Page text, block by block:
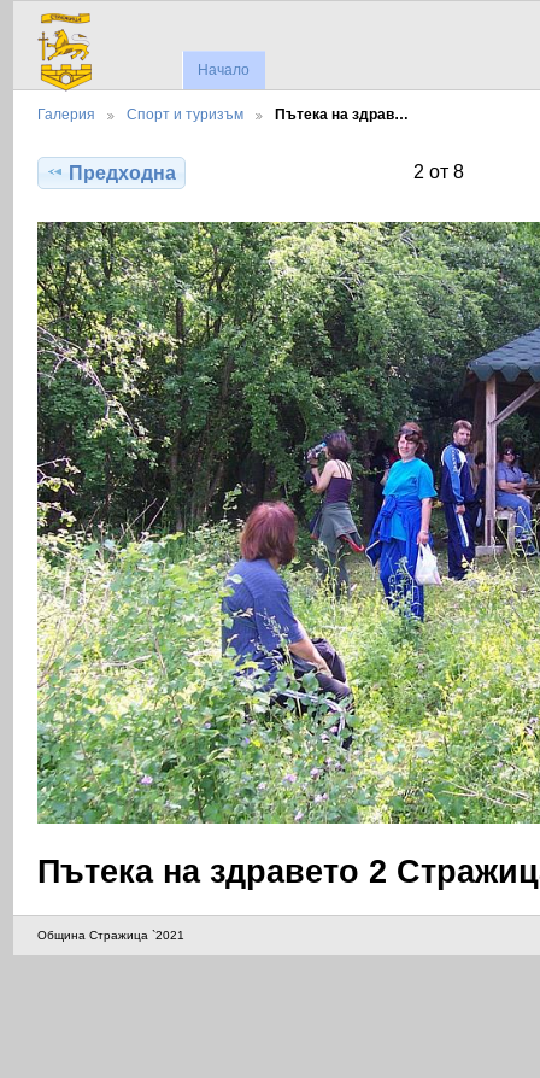
Начало
Галерия Спорт и туризъм Пътека на здрав…
Предходна 2 от 8
Пътека на здравето 2
Община Стражица `2021